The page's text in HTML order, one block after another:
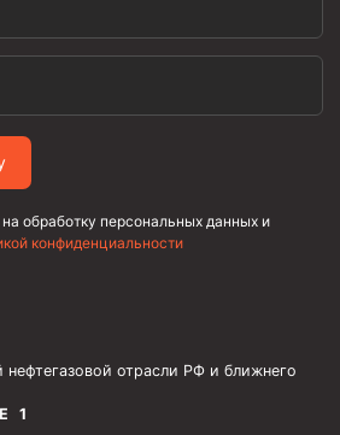
обработку персональных данных и
конфиденциальности
отрасли РФ и ближнего
1